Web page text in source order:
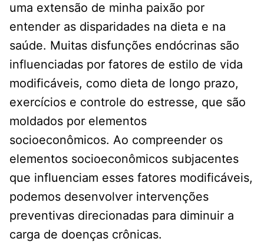
uma extensão de minha paixão por
entender as disparidades na dieta e na
saúde. Muitas disfunções endócrinas são
influenciadas por fatores de estilo de vida
modificáveis, como dieta de longo prazo,
exercícios e controle do estresse, que são
moldados por elementos
socioeconômicos. Ao compreender os
elementos socioeconômicos subjacentes
que influenciam esses fatores modificáveis,
podemos desenvolver intervenções
preventivas direcionadas para diminuir a
carga de doenças crônicas.